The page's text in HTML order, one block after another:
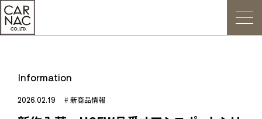
トップ
ごあいさつ
Information
2026.02.19 # 新商品情報